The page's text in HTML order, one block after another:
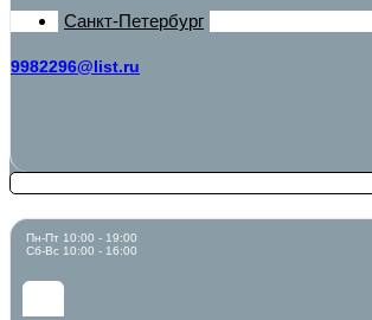
Санкт-Петербург
9982296@list.ru
Пн-Пт 10:00 - 19:00
Сб-Вс 10:00 - 16:00